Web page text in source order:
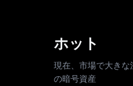
ホット
現在、市場で大きな
の暗号資産